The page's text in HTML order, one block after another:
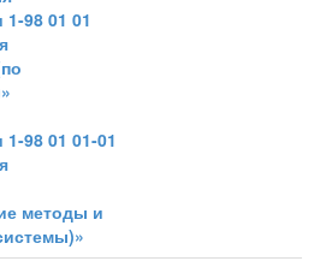
98 01 01
98 01 01-01
методы и